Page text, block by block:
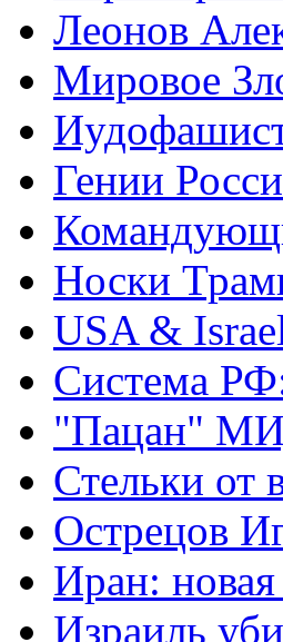
Леонов
Мировое
Гении
Носки
USA &
Система
"Пацан"
Стельки от
Острецов
Иран:
Израиль